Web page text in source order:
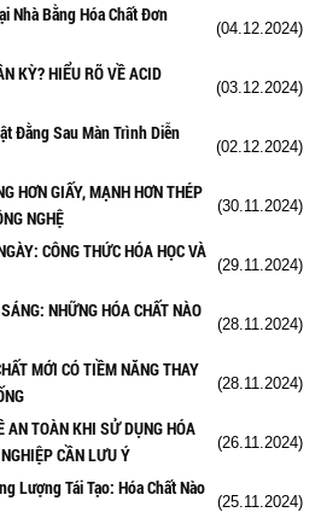
Nhà Bằng Hóa Chất Đơn
(04.12.2024)
KỲ? HIỂU RÕ VỀ ACID
(03.12.2024)
Đằng Sau Màn Trình Diễn
(02.12.2024)
HƠN GIẤY, MẠNH HƠN THÉP
NGHỆ
(30.11.2024)
CÔNG THỨC HÓA HỌC VÀ
(29.11.2024)
NHỮNG HÓA CHẤT NÀO
(28.11.2024)
MỚI CÓ TIỀM NĂNG THAY
(28.11.2024)
AN TOÀN KHI SỬ DỤNG HÓA
CẦN LƯU Ý
(26.11.2024)
Lượng Tái Tạo: Hóa Chất Nào
(25.11.2024)